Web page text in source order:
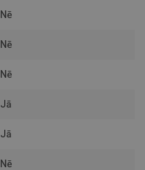
Nē
Nē
Nē
Jā
Jā
Nē